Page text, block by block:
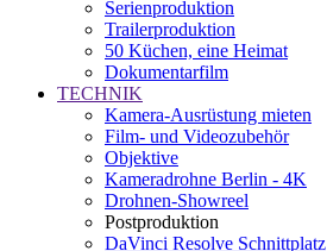
Serienproduktion
Trailerproduktion
50 Küchen, eine Heimat
Dokumentarfilm
TECHNIK
Kamera-Ausrüstung mieten
Film- und Videozubehör
Objektive
Kameradrohne Berlin - 4K
Drohnen-Showreel
Postproduktion
DaVinci Resolve Schnittplatz